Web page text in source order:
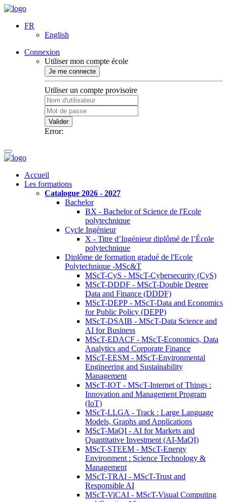
FR
English
Connexion
Utiliser mon compte école
Je me connecte
Utiliser un compte provisoire
Valider
Error:
Accueil
Les formations
Catalogue 2026 - 2027
Bachelor
BX - Bachelor of Science de l'Ecole
polytechnique
Cycle Ingénieur
X - Titre d’Ingénieur diplômé de l’École
polytechnique
Diplôme de formation gradué de l'Ecole
Polytechnique -MSc&T
MScT-CyS - MScT-Cybersecurity (CyS)
MScT-DDDF - MScT-Double Degree
Data and Finance (DDDF)
MScT-DEPP - MScT-Data and Economics
for Public Policy (DEPP)
MScT-DSAIB - MScT-Data Science and
AI for Business
MScT-EDACF - MScT-Economics, Data
Analytics and Corporate Finance
MScT-EESM - MScT-Environmental
Engineering and Sustainability
Management
MScT-IOT - MScT-Internet of Things :
Innovation and Management Program
(IoT)
MScT-LLGA - Track : Large Language
Models, Graphs and Applications
MScT-MaQI - AI for Markets and
Quantitative Investment (AI-MaQI)
MScT-STEEM - MScT-Energy
Environment : Science Technology &
Management
MScT-TRAI - MScT-Trust and
Responsible AI
MScT-ViCAI - MScT-Visual Computing